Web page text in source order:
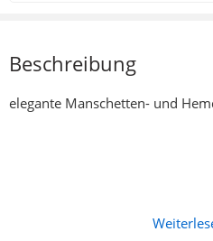
Beschreibung
elegante Manschetten- und